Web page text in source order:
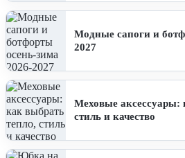
Модные сапоги и
2027
Меховые аксессуары:
стиль и качество